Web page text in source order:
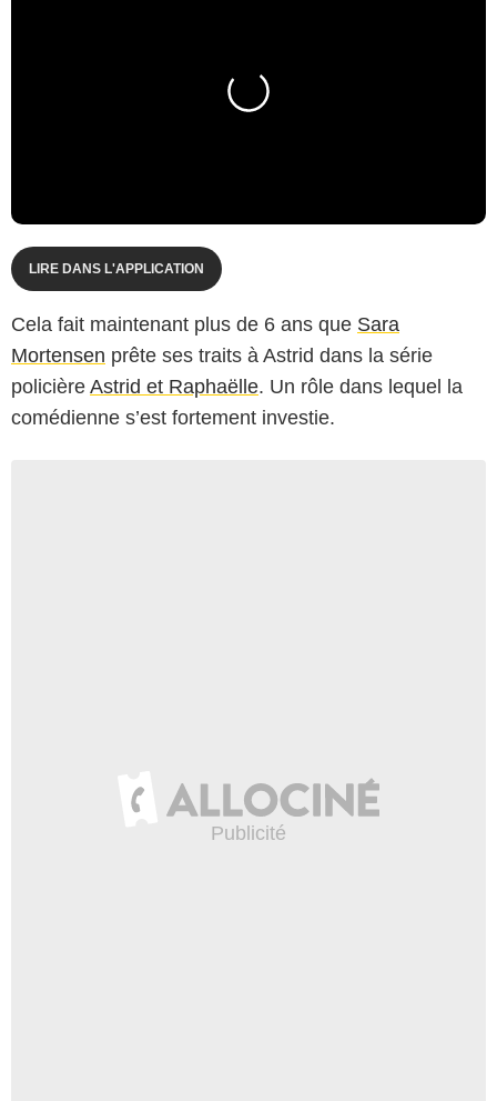
LIRE DANS L'APPLICATION
Cela fait maintenant plus de 6 ans que Sara
Mortensen prête ses traits à Astrid dans la série
policière Astrid et Raphaëlle. Un rôle dans lequel la
comédienne s’est fortement investie.